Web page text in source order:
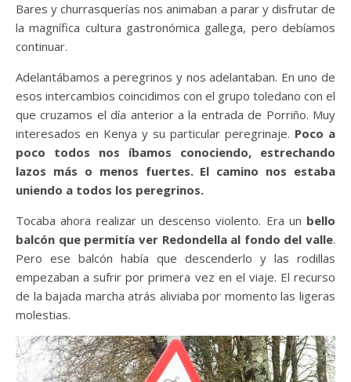
Bares y churrasquerías nos animaban a parar y disfrutar de
la magnífica cultura gastronómica gallega, pero debíamos
continuar.
Adelantábamos a peregrinos y nos adelantaban. En uno de
esos intercambios coincidimos con el grupo toledano con el
que cruzamos el día anterior a la entrada de Porriño. Muy
interesados en Kenya y su particular peregrinaje. Poco a
poco todos nos íbamos conociendo, estrechando
lazos más o menos fuertes. El camino nos estaba
uniendo a todos los peregrinos.
Tocaba ahora realizar un descenso violento. Era un bello
balcón que permitía ver Redondella al fondo del valle.
Pero ese balcón había que descenderlo y las rodillas
empezaban a sufrir por primera vez en el viaje. El recurso
de la bajada marcha atrás aliviaba por momento las ligeras
molestias.